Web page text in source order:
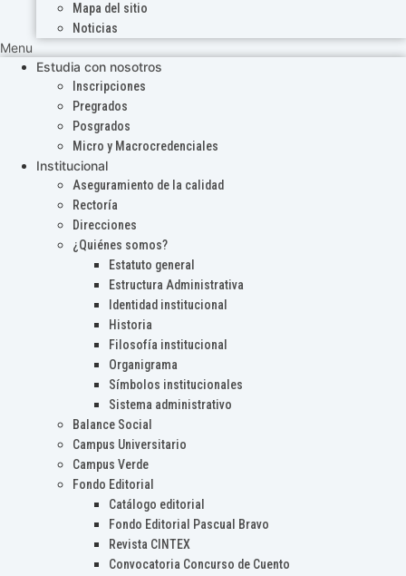
Mapa del sitio
Noticias
Menu
Estudia con nosotros
Inscripciones
Pregrados
Posgrados
Micro y Macrocredenciales
Institucional
Aseguramiento de la calidad
Rectoría
Direcciones
¿Quiénes somos?
Estatuto general
Estructura Administrativa
Identidad institucional
Historia
Filosofía institucional
Organigrama
Símbolos institucionales
Sistema administrativo
Balance Social
Campus Universitario
Campus Verde
Fondo Editorial
Catálogo editorial
Fondo Editorial Pascual Bravo
Revista CINTEX
Convocatoria Concurso de Cuento